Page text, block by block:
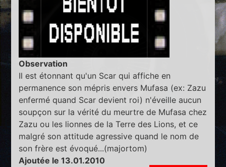
Observation
Il est étonnant qu'un Scar qui affiche en
permanence son mépris envers Mufasa (ex: Zazu
enfermé quand Scar devient roi) n'éveille aucun
soupçon sur la vérité du meurtre de Mufasa chez
Zazu ou les lionnes de la Terre des Lions, et ce
malgré son attitude agressive quand le nom de
son frère est évoqué...(majortom)
Ajoutée le 13.01.2010